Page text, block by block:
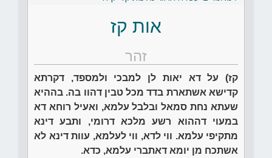
אות קז
זהר
קז) על דא יאות לן למבכי ולמספד, דקרתא
קדישא אשתארת בדד מכל טבין דהוו בה. בההיא
שעתא נחת סמאל ובלבל עלמא, ואעיל רוחא דא
במעוי דההוא רשע מלכא דרומי, ותבע דינא
מתקיפי עלמא. ווי לדא, ווי לעלמא, עוות דינא לא
אשתכח מן יומא דאתברי עלמא, כדא.